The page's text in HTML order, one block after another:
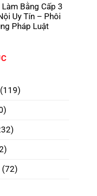
Làm Bằng Cấp 3
Uy Tín – Phôi
Pháp Luật
(119)
(72)